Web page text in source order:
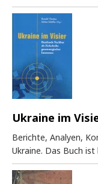
Ukraine im
Berichte, Analyen,
Ukraine. Das Buch